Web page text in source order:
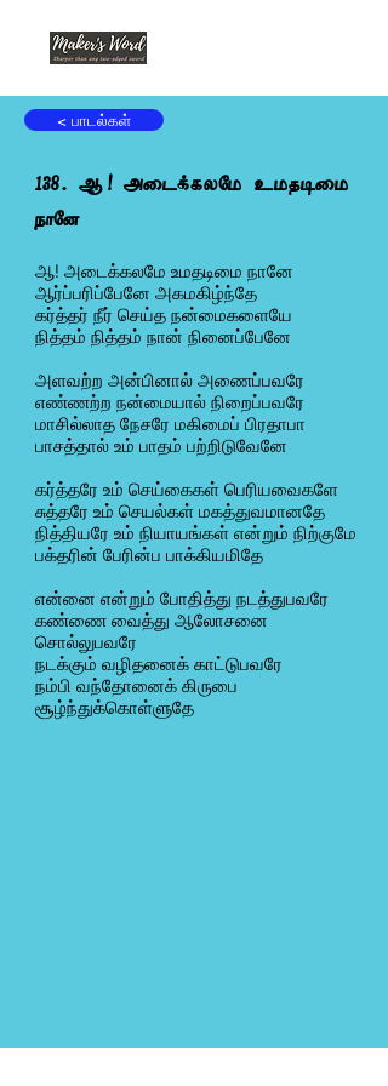
< பாடல்கள்
138. ஆ! அடைக்கலமே உமதடிமை
நானே
ஆ! அடைக்கலமே உமதடிமை நானே
ஆர்ப்பரிப்பேனே அகமகிழ்ந்தே
கர்த்தர் நீர் செய்த நன்மைகளையே
நித்தம் நித்தம் நான் நினைப்பேனே
அளவற்ற அன்பினால் அணைப்பவரே
எண்ணற்ற நன்மையால் நிறைப்பவரே
மாசில்லாத நேசரே மகிமைப் பிரதாபா
பாசத்தால் உம் பாதம் பற்றிடுவேனே
கர்த்தரே உம் செய்கைகள் பெரியவைகளே
சுத்தரே உம் செயல்கள் மகத்துவமானதே
நித்தியரே உம் நியாயங்கள் என்றும் நிற்குமே
பக்தரின் பேரின்ப பாக்கியமிதே
என்னை என்றும் போதித்து நடத்துபவரே
கண்ணை வைத்து ஆலோசனை
சொல்லுபவரே
நடக்கும் வழிதனைக் காட்டுபவரே
நம்பி வந்தோனைக் கிருபை
சூழ்ந்துக்கொள்ளுதே